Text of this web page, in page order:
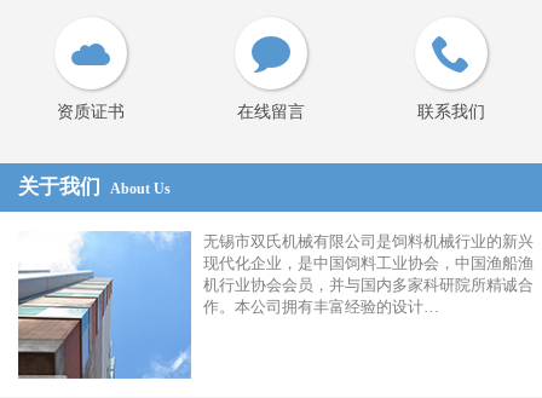
资质证书 在线留言 联系我们
关于我们 About Us
无锡市双氏机械有限公司是饲料机械行业的新兴
现代化企业，是中国饲料工业协会，中国渔船渔
机行业协会会员，并与国内多家科研院所精诚合
作。本公司拥有丰富经验的设计…